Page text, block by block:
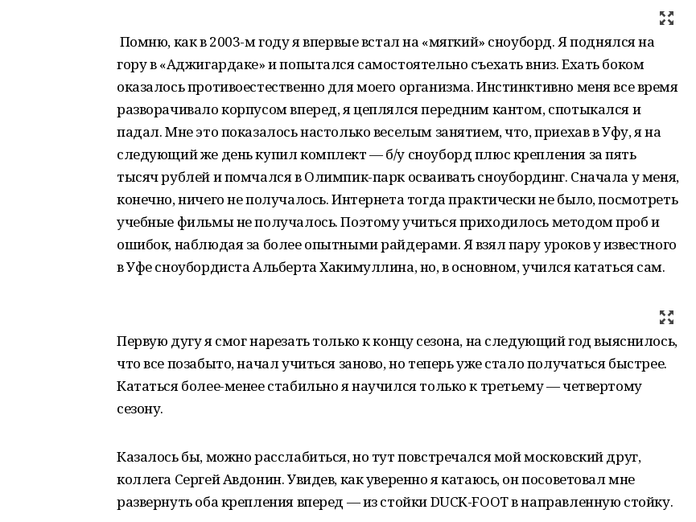
Помню, как в 2003-м году я впервые встал на «мягкий» сноуборд. Я поднялся на
гору в «Аджигардаке» и попытался самостоятельно съехать вниз. Ехать боком
оказалось противоестественно для моего организма. Инстинктивно меня все время
разворачивало корпусом вперед, я цеплялся передним кантом, спотыкался и
падал. Мне это показалось настолько веселым занятием, что, приехав в Уфу, я на
следующий же день купил комплект — б/у сноуборд плюс крепления за пять
тысяч рублей и помчался в Олимпик-парк осваивать сноубординг. Сначала у меня,
конечно, ничего не получалось. Интернета тогда практически не было, посмотреть
учебные фильмы не получалось. Поэтому учиться приходилось методом проб и
ошибок, наблюдая за более опытными райдерами. Я взял пару уроков у известного
в Уфе сноубордиста Альберта Хакимуллина, но, в основном, учился кататься сам.
Первую дугу я смог нарезать только к концу сезона, на следующий год выяснилось,
что все позабыто, начал учиться заново, но теперь уже стало получаться быстрее.
Кататься более-менее стабильно я научился только к третьему — четвертому
сезону.
Казалось бы, можно расслабиться, но тут повстречался мой московский друг,
коллега Сергей Авдонин. Увидев, как уверенно я катаюсь, он посоветовал мне
развернуть оба крепления вперед — из стойки DUCK-FOOT в направленную стойку.